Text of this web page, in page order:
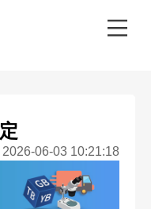
06-03 10:21:18